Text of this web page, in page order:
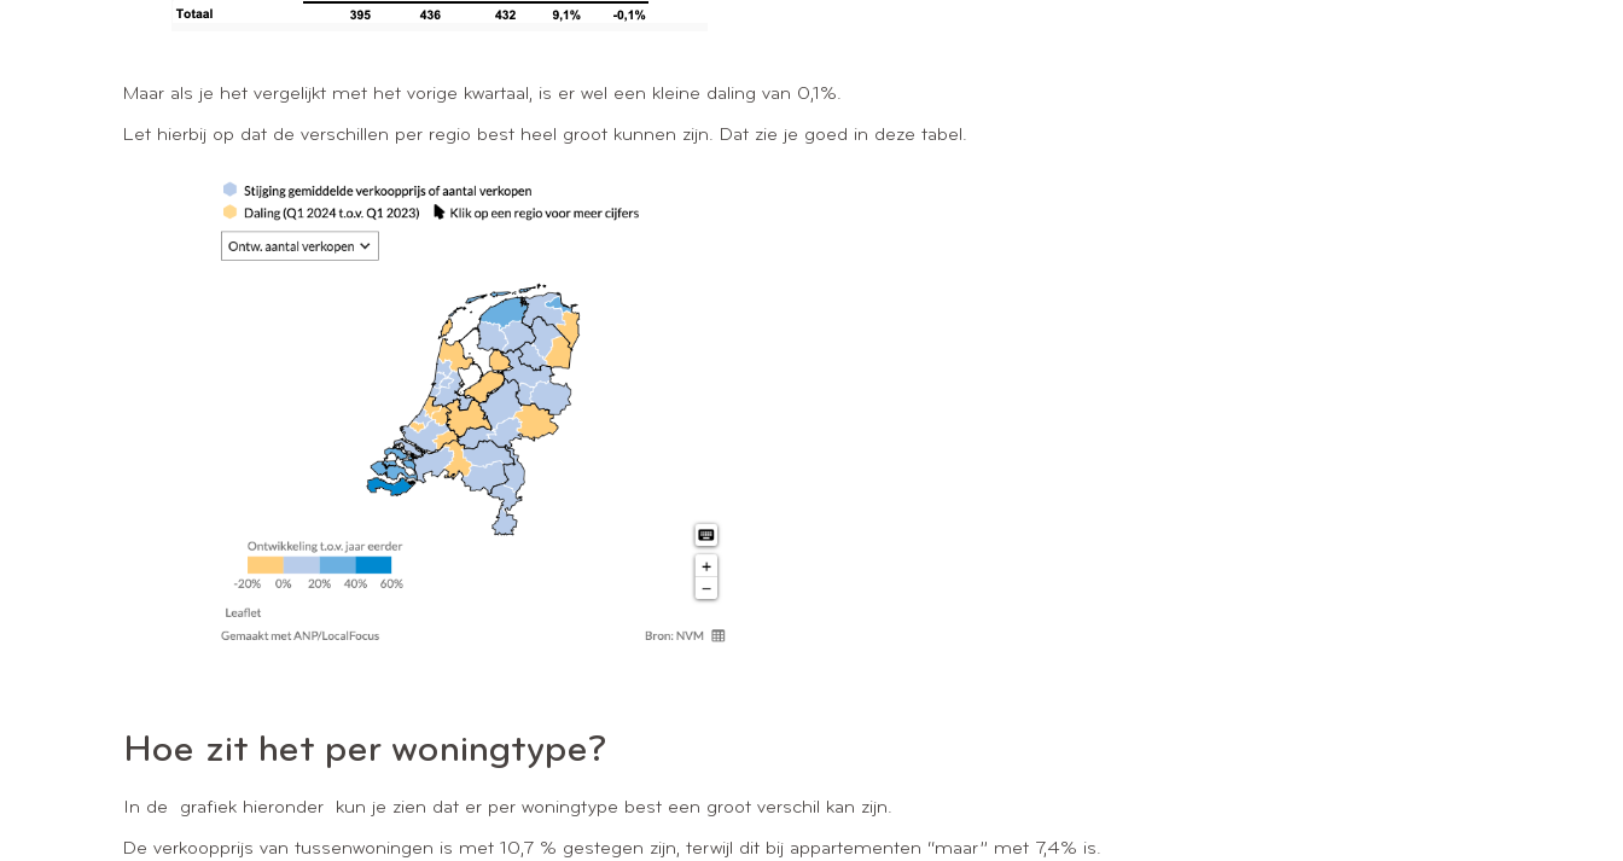
Maar als je het vergelijkt met het vorige kwartaal, is er wel een kleine daling van 0,1%.
Let hierbij op dat de verschillen per regio best heel groot kunnen zijn. Dat zie je goed in deze tabel.
Hoe zit het per woningtype?
In de grafiek hieronder kun je zien dat er per woningtype best een groot verschil kan zijn.
De verkoopprijs van tussenwoningen is met 10,7 % gestegen zijn, terwijl dit bij appartementen “maar” met 7,4% is.